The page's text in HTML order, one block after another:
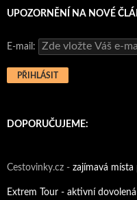
UPOZORNĚNÍ NA NOVÉ
E-mail:
DOPORUČUJEME:
Cestovinky.cz - zajímavá
Extrem Tour - aktivní